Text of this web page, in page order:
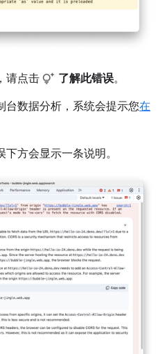
请点击 了解此错误。
台数据分析，系统会提示您在
方会显示一条说明。